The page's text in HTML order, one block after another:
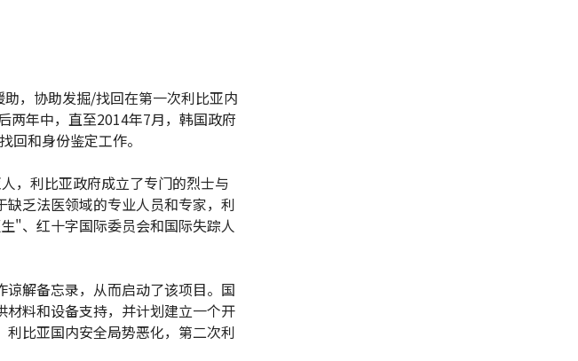
，协助发掘/找回在第一次利比亚内
两年中，直至2014年7月，韩国政府
回和身份鉴定工作。
，利比亚政府成立了专门的烈士与
乏法医领域的专业人员和专家，利
"、红十字国际委员会和国际失踪人
解备忘录，从而启动了该项目。国
料和设备支持，并计划建立一个开
比亚国内安全局势恶化，第二次利